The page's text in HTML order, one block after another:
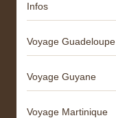
Infos
Voyage Guadeloupe
Voyage Guyane
Voyage Martinique